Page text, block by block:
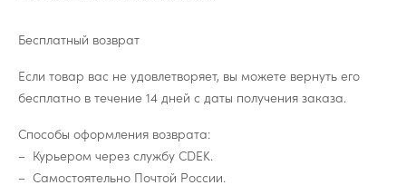
Бесплатный возврат
Если товар вас не удовлетворяет, вы можете вернуть его
бесплатно в течение 14 дней с даты получения заказа.
Способы оформления возврата:
Курьером через службу CDEK.
Самостоятельно Почтой России.